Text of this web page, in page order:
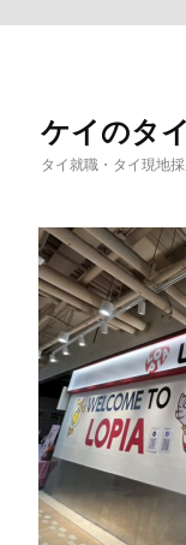
ケイのタ
タイ就職・タイ現地